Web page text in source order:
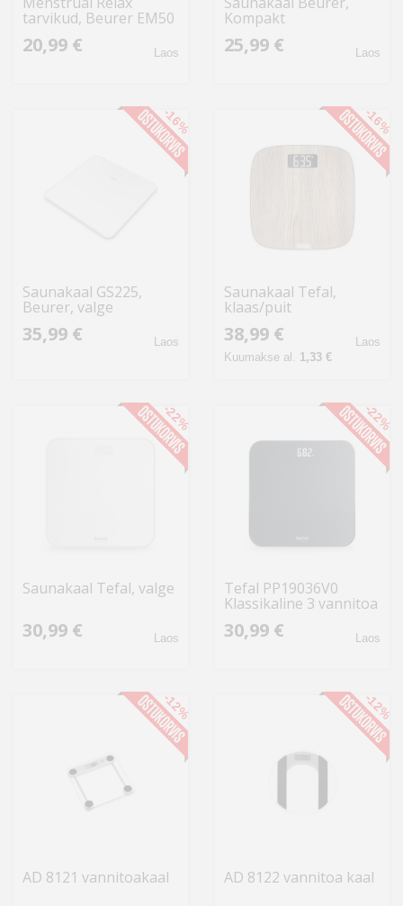
tarvikud, Beurer EM50
20,99 € Laos
Kompakt
25,99 € Laos
Saunakaal GS225,
Beurer, valge
35,99 € Laos
-16%
Saunakaal Tefal,
klaas/puit
38,99 €
Kuumakse al. 1,33 €
Laos
-16%
Saunakaal Tefal, valge
30,99 € Laos
-22%
Tefal PP19036V0
Klassikaline 3 vannitoa
30,99 € Laos
-22%
AD 8121 vannitoakaal
-12%
AD 8122 vannitoa kaal
-12%